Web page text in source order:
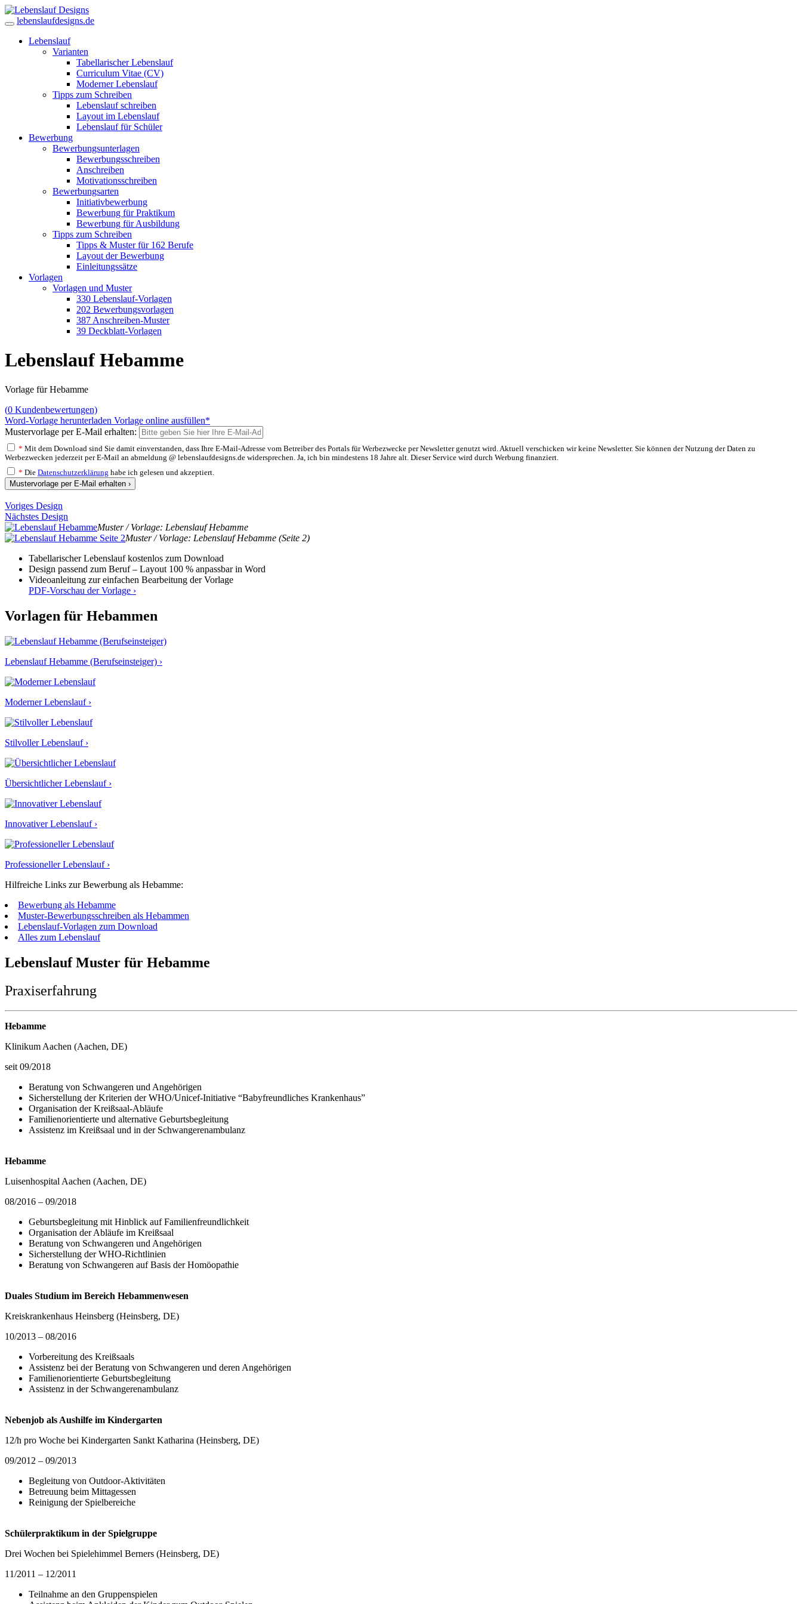
lebenslaufdesigns.de
Lebenslauf
Varianten
Tabellarischer Lebenslauf
Curriculum Vitae (CV)
Moderner Lebenslauf
Tipps zum Schreiben
Lebenslauf schreiben
Layout im Lebenslauf
Lebenslauf für Schüler
Bewerbung
Bewerbungsunterlagen
Bewerbungsschreiben
Anschreiben
Motivationsschreiben
Bewerbungsarten
Initiativbewerbung
Bewerbung für Praktikum
Bewerbung für Ausbildung
Tipps zum Schreiben
Tipps & Muster für 162 Berufe
Layout der Bewerbung
Einleitungssätze
Vorlagen
Vorlagen und Muster
330 Lebenslauf-Vorlagen
202 Bewerbungsvorlagen
387 Anschreiben-Muster
39 Deckblatt-Vorlagen
Lebenslauf Hebamme
Vorlage für Hebamme
(0 Kundenbewertungen)
Word-Vorlage herunterladen Vorlage online ausfüllen*
Mustervorlage per E-Mail erhalten:
* Mit dem Download sind Sie damit einverstanden, dass Ihre E-Mail-Adresse vom Betreiber des Portals für Werbezwecke per Newsletter genutzt wird. Aktuell verschicken wir keine Newsletter. Sie können der Nutzung der Daten zu
Werbezwecken jederzeit per E-Mail an abmeldung @ lebenslaufdesigns.de widersprechen. Ja, ich bin mindestens 18 Jahre alt. Dieser Service wird durch Werbung finanziert.
* Die Datenschutzerklärung habe ich gelesen und akzeptiert.
Mustervorlage per E-Mail erhalten ›
Voriges Design
Nächstes Design
Muster / Vorlage: Lebenslauf Hebamme
Muster / Vorlage: Lebenslauf Hebamme (Seite 2)
Tabellarischer Lebenslauf kostenlos zum Download
Design passend zum Beruf – Layout 100 % anpassbar in Word
Videoanleitung zur einfachen Bearbeitung der Vorlage
PDF-Vorschau der Vorlage ›
Vorlagen für Hebammen
Lebenslauf Hebamme (Berufseinsteiger) ›
Moderner Lebenslauf ›
Stilvoller Lebenslauf ›
Übersichtlicher Lebenslauf ›
Innovativer Lebenslauf ›
Professioneller Lebenslauf ›
Hilfreiche Links zur Bewerbung als Hebamme:
Bewerbung als Hebamme
Muster-Bewerbungsschreiben als Hebammen
Lebenslauf-Vorlagen zum Download
Alles zum Lebenslauf
Lebenslauf Muster für Hebamme
Praxiserfahrung
Hebamme
Klinikum Aachen (Aachen, DE)
seit 09/2018
Beratung von Schwangeren und Angehörigen
Sicherstellung der Kriterien der WHO/Unicef-Initiative “Babyfreundliches Krankenhaus”
Organisation der Kreißsaal-Abläufe
Familienorientierte und alternative Geburtsbegleitung
Assistenz im Kreißsaal und in der Schwangerenambulanz
Hebamme
Luisenhospital Aachen (Aachen, DE)
08/2016 – 09/2018
Geburtsbegleitung mit Hinblick auf Familienfreundlichkeit
Organisation der Abläufe im Kreißsaal
Beratung von Schwangeren und Angehörigen
Sicherstellung der WHO-Richtlinien
Beratung von Schwangeren auf Basis der Homöopathie
Duales Studium im Bereich Hebammenwesen
Kreiskrankenhaus Heinsberg (Heinsberg, DE)
10/2013 – 08/2016
Vorbereitung des Kreißsaals
Assistenz bei der Beratung von Schwangeren und deren Angehörigen
Familienorientierte Geburtsbegleitung
Assistenz in der Schwangerenambulanz
Nebenjob als Aushilfe im Kindergarten
12/h pro Woche bei Kindergarten Sankt Katharina (Heinsberg, DE)
09/2012 – 09/2013
Begleitung von Outdoor-Aktivitäten
Betreuung beim Mittagessen
Reinigung der Spielbereiche
Schülerpraktikum in der Spielgruppe
Drei Wochen bei Spielehimmel Berners (Heinsberg, DE)
11/2011 – 12/2011
Teilnahme an den Gruppenspielen